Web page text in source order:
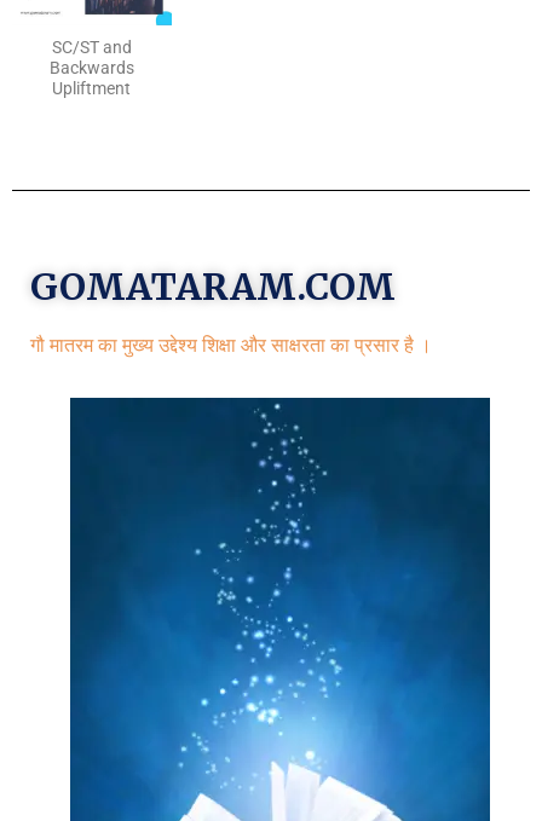
SC/ST and
Backwards
Upliftment
GOMATARAM.COM
गौ मातरम का मुख्य उद्देश्य शिक्षा और साक्षरता का प्रसार है ।